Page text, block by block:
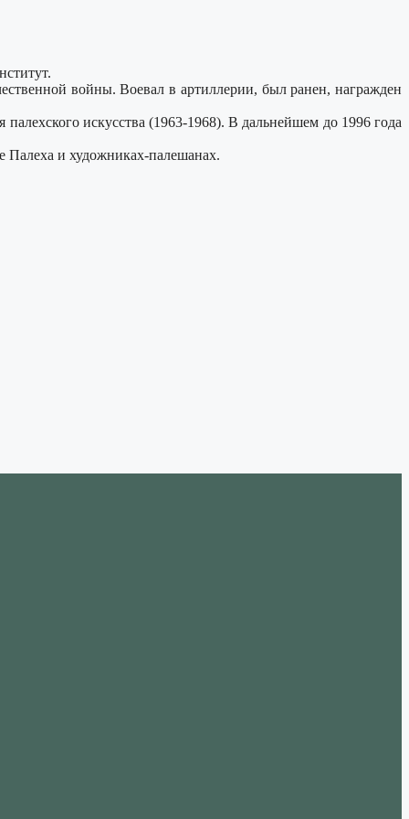
войны. Воевал в артиллерии, был ранен, награжден
искусства (1963-1968). В дальнейшем до 1996 года
Палеха и художниках-палешанах.